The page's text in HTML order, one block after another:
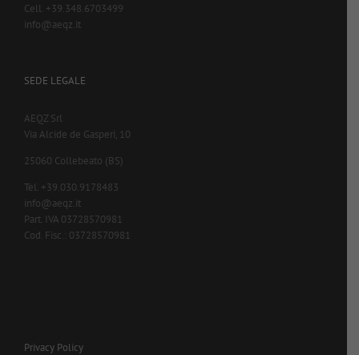
Cell. +39.348.6703499
info@aeqz.it
SEDE LEGALE
AEQZ Srl
Via Alcide de Gasperi, 10
25060 Collebeato (BS)
Tel. +39.030.9178483
info@aeqz.it
Part. IVA 03728570981
Cod. Fisc.: 03728570981
Privacy Policy